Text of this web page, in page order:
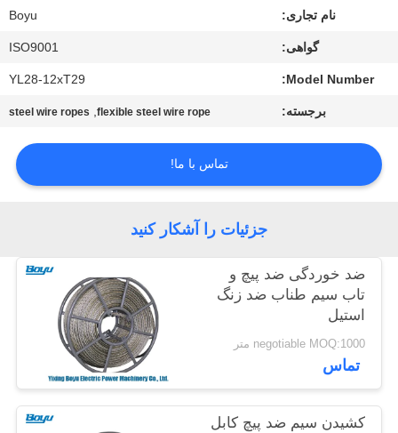
کیفیت
بگیرید
درخواست
نقل قول
نقشه
سایت
نام تجاری: Boyu
گواهی: ISO9001
Model Number:
YL28-12xT29
برجسته: flexible steel wire rope
,
steel wire ropes
تماس با ما!
جزئیات را آشکار کنید
ضد خوردگی ضد پیچ و
تاب سیم طناب ضد زنگ
استیل
negotiable MOQ:1000 متر
تماس
کشيدن سيم ضد پیچ كابل